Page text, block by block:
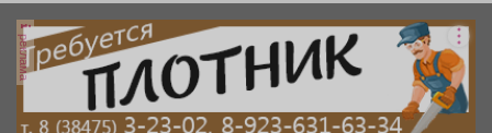
реклама